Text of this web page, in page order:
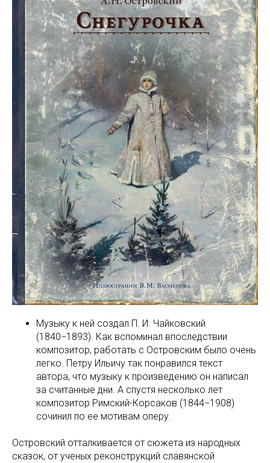
Музыку к ней создал П. И. Чайковский
(1840−1893). Как вспоминал впоследствии
композитор, работать с Островским было очень
легко. Петру Ильичу так понравился текст
автора, что музыку к произведению он написал
за считанные дни. А спустя несколько лет
композитор Римский-Корсаков (1844−1908)
сочинил по ее мотивам оперу.
Островский отталкивается от сюжета из народных
сказок, от ученых реконструкций славянской